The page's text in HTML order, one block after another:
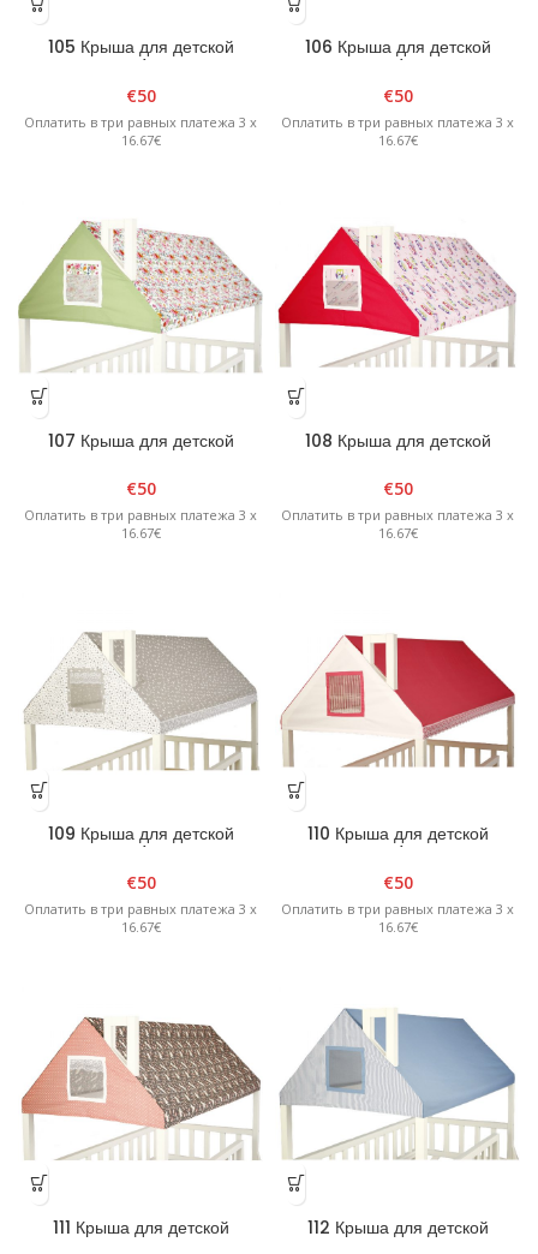
105 Крыша для детской
€50
Оплатить в три равных платежа 3 x
16.67€
106 Крыша для детской
€50
Оплатить в три равных платежа 3 x
16.67€
107 Крыша для детской
€50
Оплатить в три равных платежа 3 x
16.67€
108 Крыша для детской
€50
Оплатить в три равных платежа 3 x
16.67€
109 Крыша для детской
€50
Оплатить в три равных платежа 3 x
16.67€
110 Крыша для детской
€50
Оплатить в три равных платежа 3 x
16.67€
111 Крыша для детской
112 Крыша для детской